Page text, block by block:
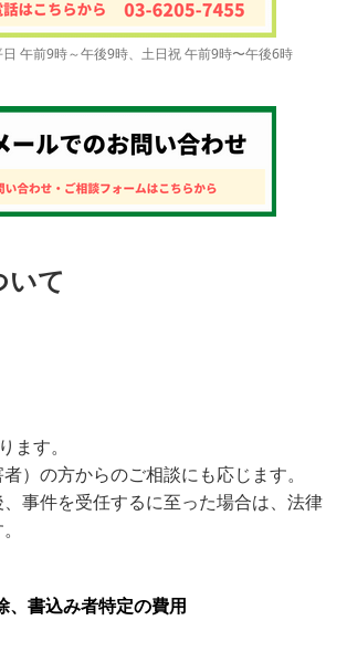
午前9時～午後9時、土日祝 午前9時〜午後6時
いて
ます。
）の方からのご相談にも応じます。
事件を受任するに至った場合は、法律
、書込み者特定の費用